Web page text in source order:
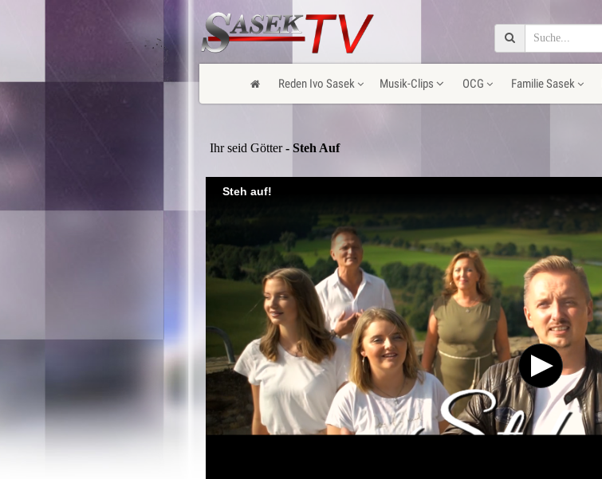
Reden Ivo Sasek Musik-Clips OCG Familie Sasek
Ihr seid Götter- Steh Auf
Steh auf!